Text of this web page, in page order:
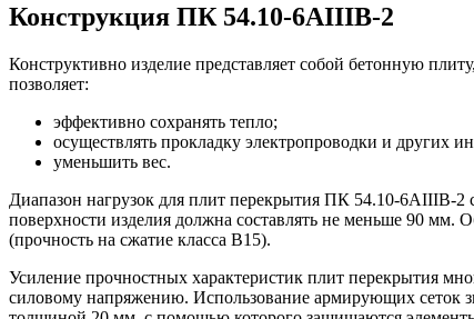
Конструкция ПК 54.10-6АIIIВ-2
Конструктивно изделие представляет собой бетонную
позволяет:
эффективно сохранять тепло;
осуществлять прокладку электропроводки и других
уменьшить вес.
Диапазон нагрузок для плит перекрытия ПК 54.10-6АIIIВ-2
поверхности изделия должна составлять не меньше 90 мм.
(прочность на сжатие класса В15).
Усиление прочностных характеристик плит перекрытия
силовому напряжению. Использование армирующих сеток